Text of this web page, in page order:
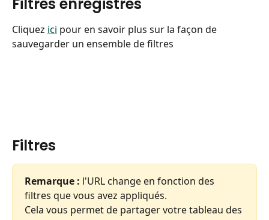
Cliquez ici pour en savoir plus sur la façon de
sauvegarder un ensemble de filtres
Filtres
Remarque : l'URL change en fonction des
filtres que vous avez appliqués.
Cela vous permet de partager votre tableau des